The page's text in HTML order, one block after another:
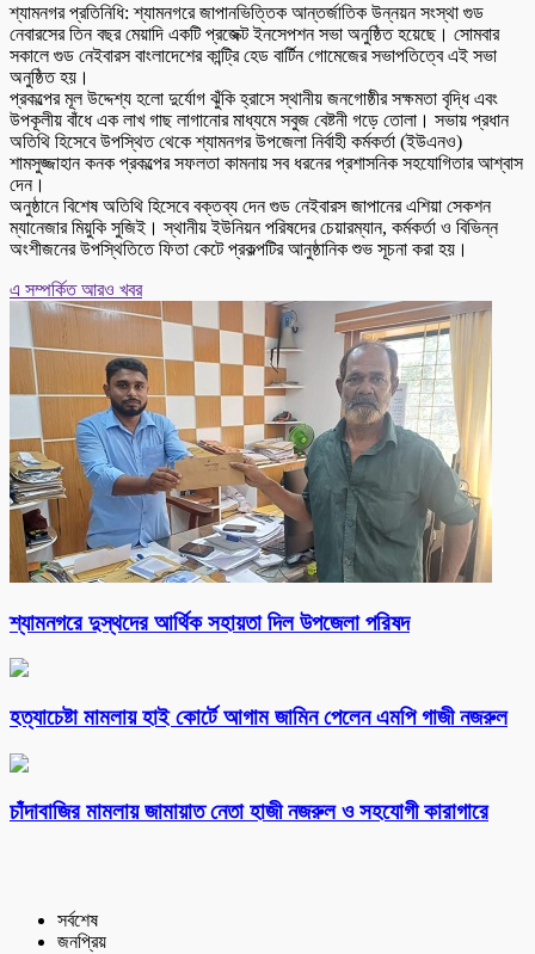
শ্যামনগর প্রতিনিধি: শ্যামনগরে জাপানভিত্তিক আন্তর্জাতিক উন্নয়ন সংস্থা গুড
নেবারসের তিন বছর মেয়াদি একটি প্রজেক্ট ইনসেপশন সভা অনুষ্ঠিত হয়েছে। সোমবার
সকালে গুড নেইবারস বাংলাদেশের কান্ট্রি হেড বার্টিন গোমেজের সভাপতিত্বে এই সভা
অনুষ্ঠিত হয়।
প্রকল্পের মূল উদ্দেশ্য হলো দুর্যোগ ঝুঁকি হ্রাসে স্থানীয় জনগোষ্ঠীর সক্ষমতা বৃদ্ধি এবং
উপকূলীয় বাঁধে এক লাখ গাছ লাগানোর মাধ্যমে সবুজ বেষ্টনী গড়ে তোলা। সভায় প্রধান
অতিথি হিসেবে উপস্থিত থেকে শ্যামনগর উপজেলা নির্বাহী কর্মকর্তা (ইউএনও)
শামসুজ্জাহান কনক প্রকল্পের সফলতা কামনায় সব ধরনের প্রশাসনিক সহযোগিতার আশ্বাস
দেন।
অনুষ্ঠানে বিশেষ অতিথি হিসেবে বক্তব্য দেন গুড নেইবারস জাপানের এশিয়া সেকশন
ম্যানেজার মিয়ুকি সুজিই। স্থানীয় ইউনিয়ন পরিষদের চেয়ারম্যান, কর্মকর্তা ও বিভিন্ন
অংশীজনের উপস্থিতিতে ফিতা কেটে প্রকল্পটির আনুষ্ঠানিক শুভ সূচনা করা হয়।
এ সম্পর্কিত আরও খবর
শ্যামনগরে দুস্থদের আর্থিক সহায়তা দিল উপজেলা পরিষদ
হত্যাচেষ্টা মামলায় হাই কোর্টে আগাম জামিন পেলেন এমপি গাজী নজরুল
চাঁদাবাজির মামলায় জামায়াত নেতা হাজী নজরুল ও সহযোগী কারাগারে
সর্বশেষ
জনপ্রিয়